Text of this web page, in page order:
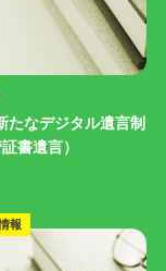
たなデジタル遺言制
書遺言）
報